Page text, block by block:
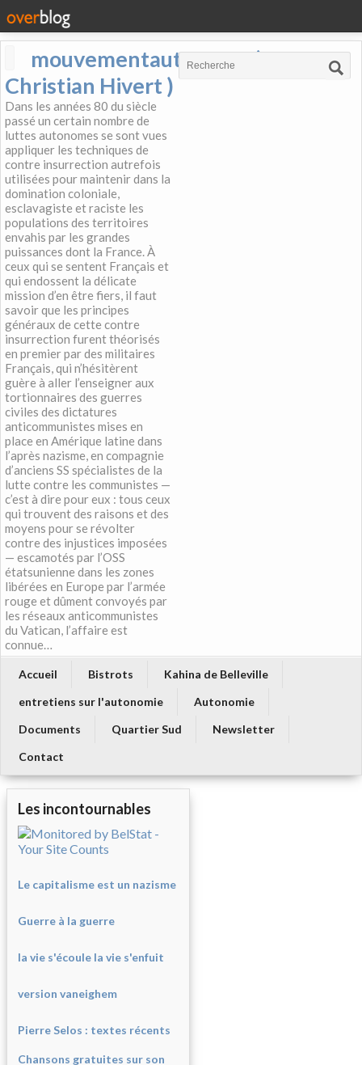
mouvementautonome (
Christian Hivert )
Dans les années 80 du siècle
passé un certain nombre de
luttes autonomes se sont vues
appliquer les techniques de
contre insurrection autrefois
utilisées pour maintenir dans la
domination coloniale,
esclavagiste et raciste les
populations des territoires
envahis par les grandes
puissances dont la France. À
ceux qui se sentent Français et
qui endossent la délicate
mission d’en être fiers, il faut
savoir que les principes
généraux de cette contre
insurrection furent théorisés
en premier par des militaires
Français, qui n’hésitèrent
guère à aller l’enseigner aux
tortionnaires des guerres
civiles des dictatures
anticommunistes mises en
place en Amérique latine dans
l’après nazisme, en compagnie
d’anciens SS spécialistes de la
lutte contre les communistes —
c’est à dire pour eux : tous ceux
qui trouvent des raisons et des
moyens pour se révolter
contre des injustices imposées
— escamotés par l’OSS
étatsunienne dans les zones
libérées en Europe par l’armée
rouge et dûment convoyés par
les réseaux anticommunistes
du Vatican, l’affaire est
connue…
Accueil Bistrots
Kahina de Belleville
entretiens sur l'autonomie
Autonomie
Documents
Quartier Sud
Newsletter
Contact
Les incontournables
Le capitalisme est un nazisme
Guerre à la guerre
la vie s'écoule la vie s'enfuit
version vaneighem
Pierre Selos : textes récents
Chansons gratuites sur son